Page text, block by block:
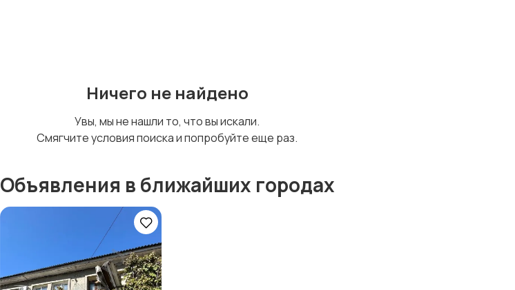
Ничего не найдено
Увы, мы не нашли то, что вы искали.
Смягчите условия поиска и попробуйте еще раз.
Объявления в ближайших городах